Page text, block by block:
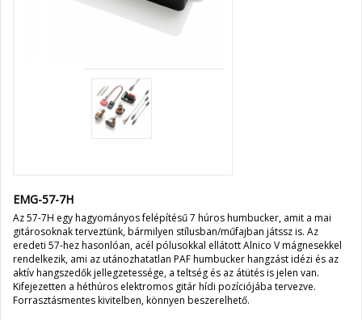
EMG-57-7H
Az 57-7H egy hagyományos felépítésű 7 húros humbucker, amit a mai
gitárosoknak terveztünk, bármilyen stílusban/műfajban játssz is. Az
eredeti 57-hez hasonlóan, acél pólusokkal ellátott Alnico V mágnesekkel
rendelkezik, ami az utánozhatatlan PAF humbucker hangzást idézi és az
aktív hangszedők jellegzetessége, a teltség és az átütés is jelen van.
Kifejezetten a héthúros elektromos gitár hídi pozíciójába tervezve.
Forrasztásmentes kivitelben, könnyen beszerelhető.